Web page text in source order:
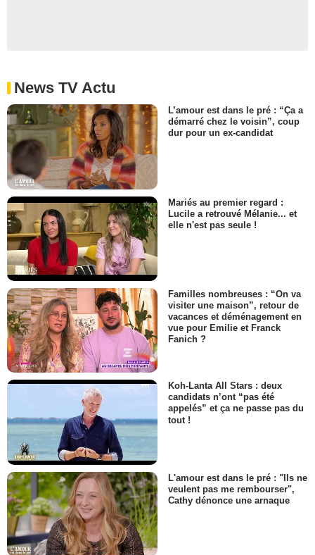
News TV Actu
L’amour est dans le pré : “Ça a
démarré chez le voisin”, coup
dur pour un ex-candidat
Mariés au premier regard :
Lucile a retrouvé Mélanie... et
elle n'est pas seule !
Familles nombreuses : “On va
visiter une maison”, retour de
vacances et déménagement en
vue pour Emilie et Franck
Fanich ?
Koh-Lanta All Stars : deux
candidats n’ont “pas été
appelés” et ça ne passe pas du
tout !
L'amour est dans le pré : "Ils ne
veulent pas me rembourser",
Cathy dénonce une arnaque